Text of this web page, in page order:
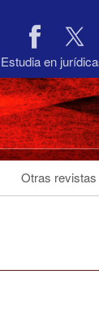
Estudia en
Otras revistas